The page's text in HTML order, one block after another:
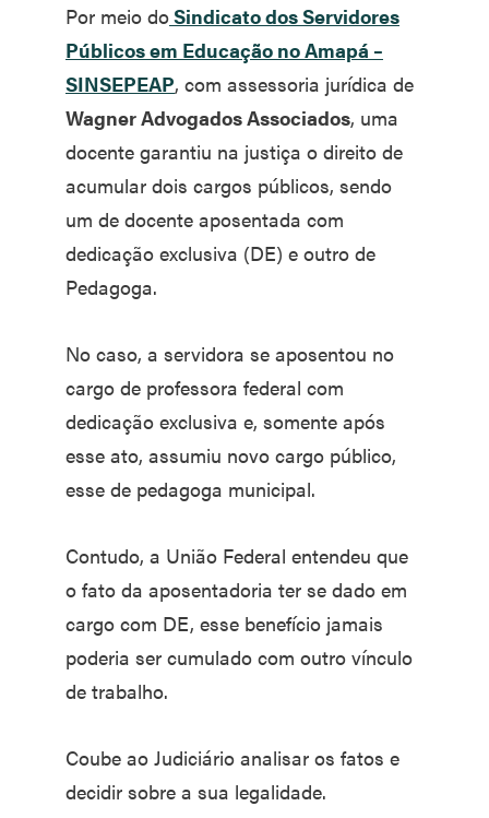
Por meio doSindicato dos Servidores
Públicos em Educação no Amapá –
SINSEPEAP, com assessoria jurídica de
Wagner Advogados Associados, uma
docente garantiu na justiça o direito de
acumular dois cargos públicos, sendo
um de docente aposentada com
dedicação exclusiva (DE) e outro de
Pedagoga.
No caso, a servidora se aposentou no
cargo de professora federal com
dedicação exclusiva e, somente após
esse ato, assumiu novo cargo público,
esse de pedagoga municipal.
Contudo, a União Federal entendeu que
o fato da aposentadoria ter se dado em
cargo com DE, esse benefício jamais
poderia ser cumulado com outro vínculo
de trabalho.
Coube ao Judiciário analisar os fatos e
decidir sobre a sua legalidade.